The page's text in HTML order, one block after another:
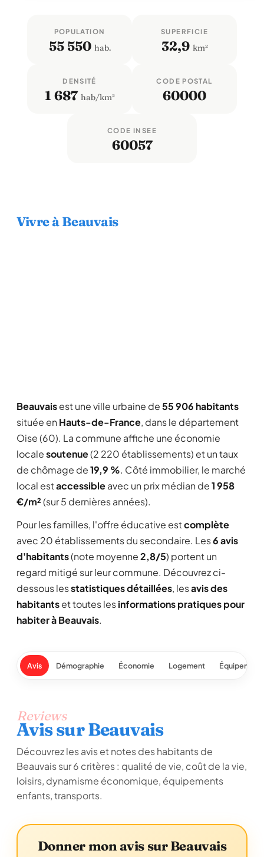
POPULATION
55 550 hab.
SUPERFICIE
32,9 km²
DENSITÉ
1 687 hab/km²
CODE POSTAL
60000
CODE INSEE
60057
Vivre à Beauvais
Beauvaisest une ville urbaine de55 906 habitants
située en Hauts-de-France, dans le département
Oise (60). La commune affiche une économie
localesoutenue(2 220 établissements) et un taux
de chômage de19,9 %. Côté immobilier, le marché
local estaccessibleavec un prix médian de1 958
€/m²(sur 5 dernières années).
Pour les familles, l'offre éducative estcomplète
avec 20 établissements du secondaire. Les6 avis
d'habitants(note moyenne2,8/5) portent un
regard mitigé sur leur commune. Découvrez ci-
dessous lesstatistiques détaillées, lesavis des
habitantset toutes lesinformations pratiques pour
habiter à Beauvais.
Avis Démographie Économie Logement
Reviews
Avis sur Beauvais
Découvrez les avis et notes des habitants de
Beauvais sur 6 critères : qualité de vie, coût de la vie,
loisirs, dynamisme économique, équipements
enfants, transports.
Donner mon avis sur Beauvais